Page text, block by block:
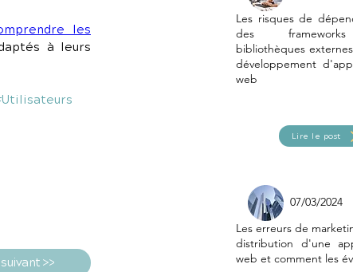
les
à leurs
>>
Les risques de
des
bibliothèques
développement
web
Lire le post
07/03/2024
Les erreurs de
distribution d'une
web et comment les